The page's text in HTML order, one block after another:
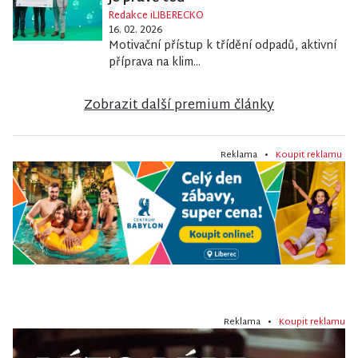
Redakce iLIBERECKO
16. 02. 2026
Motivační přístup k třídění odpadů, aktivní
příprava na klim...
Zobrazit další premium články
Reklama • Koupit reklamu
Reklama • Koupit reklamu